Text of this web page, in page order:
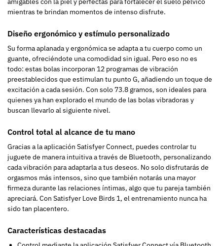
mientras te brindan momentos de intenso disfrute.
Diseño ergonómico y estímulo personalizado
Su forma aplanada y ergonómica se adapta a tu cuerpo como un
guante, ofreciéndote una comodidad sin igual. Pero eso no es
todo: estas bolas incorporan 12 programas de vibración
preestablecidos que estimulan tu punto G, añadiendo un toque de
excitación a cada sesión. Con solo 73.8 gramos, son ideales para
quienes ya han explorado el mundo de las bolas vibradoras y
buscan llevarlo al siguiente nivel.
Control total al alcance de tu mano
Gracias a la aplicación Satisfyer Connect, puedes controlar tu
juguete de manera intuitiva a través de Bluetooth, personalizando
cada vibración para adaptarla a tus deseos. No solo disfrutarás de
orgasmos más intensos, sino que también notarás una mayor
firmeza durante las relaciones íntimas, algo que tu pareja también
apreciará. Con Satisfyer Love Birds 1, el entrenamiento nunca ha
sido tan placentero.
Características destacadas